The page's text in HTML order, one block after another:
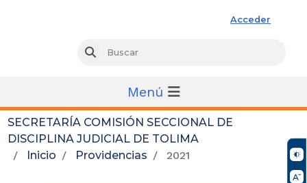
Acceder
Buscar
Menú
SECRETARÍA COMISIÓN SECCIONAL DE
DISCIPLINA JUDICIAL DE TOLIMA
Inicio
Providencias 2021